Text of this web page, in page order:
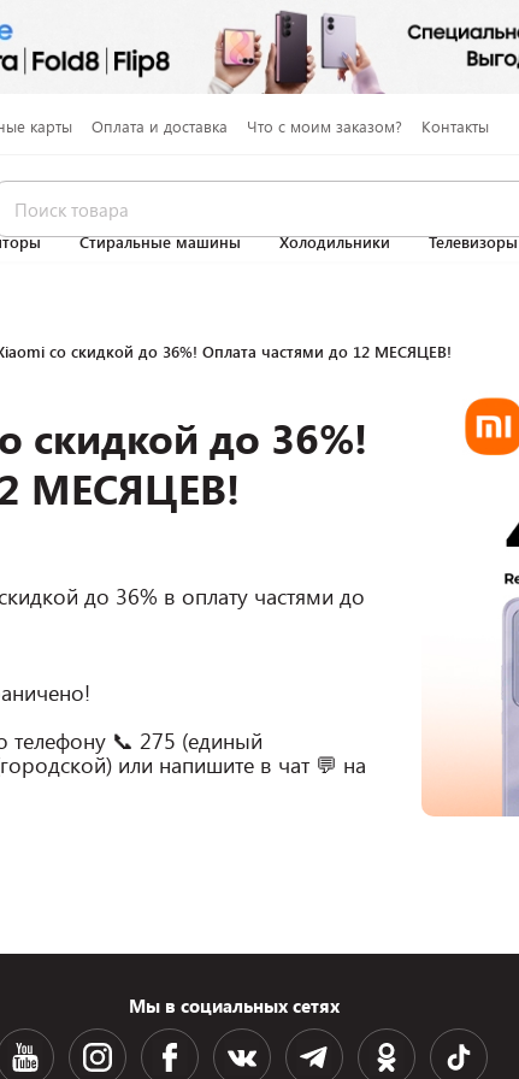
карты Оплата и доставка Что с моим заказом? Контакты
Стиральные машины Холодильники Телевизоры
со скидкой до 36%! Оплата частями до 12 МЕСЯЦЕВ!
скидкой до 36%!
МЕСЯЦЕВ!
телефону 📞 275 (единый
или напишите в чат 💬 на
Мы в социальных сетях